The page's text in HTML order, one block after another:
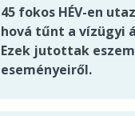
45 fokos HÉV-en
hová tűnt a vízügyi
Ezek jutottak
eseményeiről.